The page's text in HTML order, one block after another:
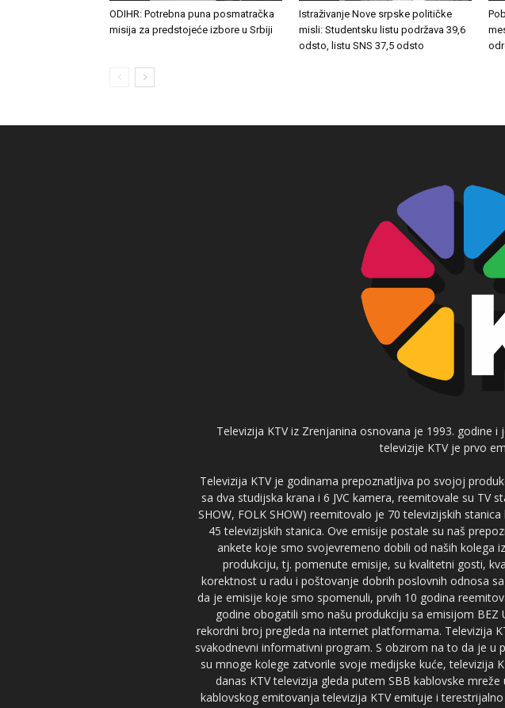
ODIHR: Potrebna puna posmatračka
misija za predstojeće izbore u Srbiji
Istraživanje Nove srpske političke
misli: Studentsku listu podržava 39,6
odsto, listu SNS 37,5 odsto
Televizija KTV iz Zrenjanina osnovana je 1993. godine
televizije KTV je prvo
Televizija KTV je godinama prepoznatljiva po svojoj
sa dva studijska krana i 6 JVC kamera, reemitovale su TV
SHOW, FOLK SHOW) reemitovalo je 70 televizijskih
45 televizijskih stanica. Ove emisije postale su naš
ankete koje smo svojevremeno dobili od naših kolega
produkciju, tj. pomenute emisije, su kvalitetni gosti,
korektnost u radu i poštovanje dobrih poslovnih odnosa
da je emisije koje smo spomenuli, prvih 10 godina
godine obogatili smo našu produkciju sa emisijom BEZ
rekordni broj pregleda na internet platformama. Televizija
svakodnevni informativni program. S obzirom na to da je u
su mnoge kolege zatvorile svoje medijske kuće, televizija
danas KTV televizija gleda putem SBB kablovske
kablovskog emitovanja televizija KTV emituje i